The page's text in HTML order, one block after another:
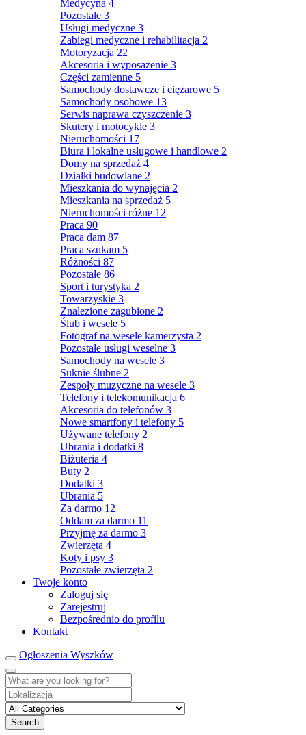
Medycyna 4
Pozostałe 3
Usługi medyczne 3
Zabiegi medyczne i rehabilitacja 2
Motoryzacja 22
Akcesoria i wyposażenie 3
Części zamienne 5
Samochody dostawcze i ciężarowe 5
Samochody osobowe 13
Serwis naprawa czyszczenie 3
Skutery i motocykle 3
Nieruchomości 17
Biura i lokalne usługowe i handlowe 2
Domy na sprzedaż 4
Działki budowlane 2
Mieszkania do wynajęcia 2
Mieszkania na sprzedaż 5
Nieruchomości różne 12
Praca 90
Praca dam 87
Praca szukam 5
Różności 87
Pozostałe 86
Sport i turystyka 2
Towarzyskie 3
Znalezione zagubione 2
Ślub i wesele 5
Fotograf na wesele kamerzysta 2
Pozostałe usługi weselne 3
Samochody na wesele 3
Suknie ślubne 2
Zespoły muzyczne na wesele 3
Telefony i telekomunikacja 6
Akcesoria do telefonów 3
Nowe smartfony i telefony 5
Używane telefony 2
Ubrania i dodatki 8
Biżuteria 4
Buty 2
Dodatki 3
Ubrania 5
Za darmo 12
Oddam za darmo 11
Przyjmę za darmo 3
Zwierzęta 4
Koty i psy 3
Pozostałe zwierzęta 2
Twoje konto
Zaloguj się
Zarejestruj
Bezpośrednio do profilu
Kontakt
Ogłoszenia Wyszków
Search